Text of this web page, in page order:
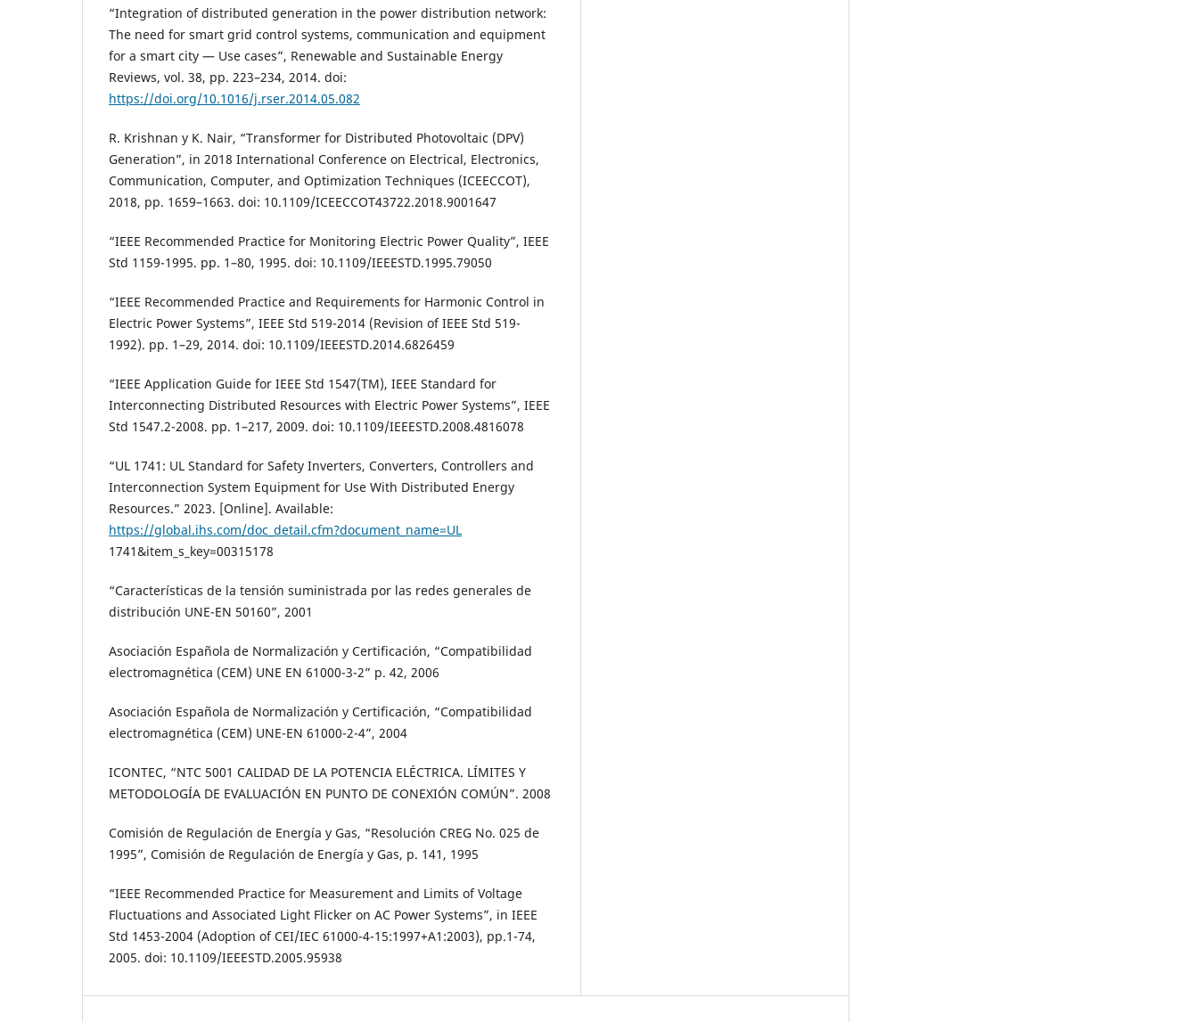
“Integration of distributed generation in the power distribution network:
The need for smart grid control systems, communication and equipment
for a smart city — Use cases”, Renewable and Sustainable Energy
Reviews, vol. 38, pp. 223–234, 2014. doi:
https://doi.org/10.1016/j.rser.2014.05.082
R. Krishnan y K. Nair, “Transformer for Distributed Photovoltaic (DPV)
Generation”, in 2018 International Conference on Electrical, Electronics,
Communication, Computer, and Optimization Techniques (ICEECCOT),
2018, pp. 1659–1663. doi: 10.1109/ICEECCOT43722.2018.9001647
“IEEE Recommended Practice for Monitoring Electric Power Quality”, IEEE
Std 1159-1995. pp. 1–80, 1995. doi: 10.1109/IEEESTD.1995.79050
“IEEE Recommended Practice and Requirements for Harmonic Control in
Electric Power Systems”, IEEE Std 519-2014 (Revision of IEEE Std 519-
1992). pp. 1–29, 2014. doi: 10.1109/IEEESTD.2014.6826459
“IEEE Application Guide for IEEE Std 1547(TM), IEEE Standard for
Interconnecting Distributed Resources with Electric Power Systems”, IEEE
Std 1547.2-2008. pp. 1–217, 2009. doi: 10.1109/IEEESTD.2008.4816078
“UL 1741: UL Standard for Safety Inverters, Converters, Controllers and
Interconnection System Equipment for Use With Distributed Energy
Resources.” 2023. [Online]. Available:
https://global.ihs.com/doc_detail.cfm?document_name=UL
1741&item_s_key=00315178
“Características de la tensión suministrada por las redes generales de
distribución UNE-EN 50160”, 2001
Asociación Española de Normalización y Certificación, “Compatibilidad
electromagnética (CEM) UNE EN 61000-3-2” p. 42, 2006
Asociación Española de Normalización y Certificación, “Compatibilidad
electromagnética (CEM) UNE-EN 61000-2-4”, 2004
ICONTEC, “NTC 5001 CALIDAD DE LA POTENCIA ELÉCTRICA. LÍMITES Y
METODOLOGÍA DE EVALUACIÓN EN PUNTO DE CONEXIÓN COMÚN”. 2008
Comisión de Regulación de Energía y Gas, “Resolución CREG No. 025 de
1995”, Comisión de Regulación de Energía y Gas, p. 141, 1995
“IEEE Recommended Practice for Measurement and Limits of Voltage
Fluctuations and Associated Light Flicker on AC Power Systems”, in IEEE
Std 1453-2004 (Adoption of CEI/IEC 61000-4-15:1997+A1:2003), pp.1-74,
2005. doi: 10.1109/IEEESTD.2005.95938